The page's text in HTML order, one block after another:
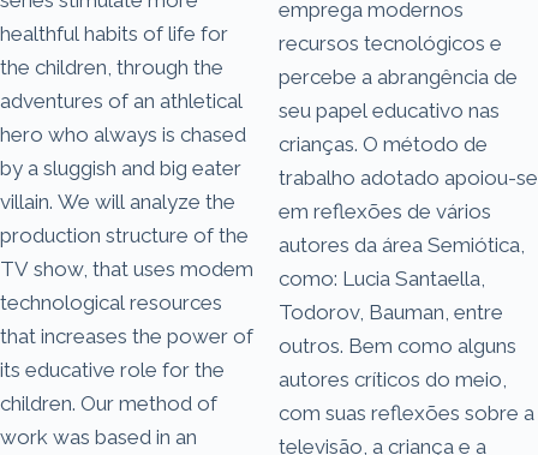
healthful habits of life for
the children, through the
adventures of an athletical
hero who always is chased
by a sluggish and big eater
villain. We will analyze the
production structure of the
TV show, that uses modem
technological resources
that increases the power of
its educative role for the
children. Our method of
work was based in an
emprega modernos
recursos tecnológicos e
percebe a abrangência de
seu papel educativo nas
crianças. O método de
trabalho adotado apoiou-se
em reflexões de vários
autores da área Semiótica,
como: Lucia Santaella,
Todorov, Bauman, entre
outros. Bem como alguns
autores críticos do meio,
com suas reflexões sobre a
televisão, a criança e a